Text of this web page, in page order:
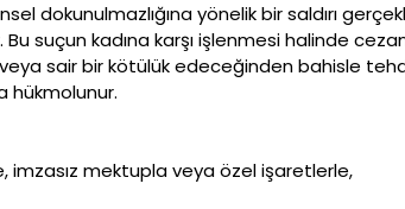
dokunulmazlığına yönelik bir saldırı
suçun kadına karşı işlenmesi halinde
sair bir kötülük edeceğinden bahisle
hükmolunur.
imzasız mektupla veya özel işaretlerle,